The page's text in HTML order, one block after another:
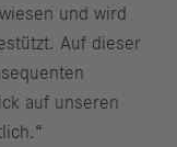
und wird
Auf dieser
auf unseren